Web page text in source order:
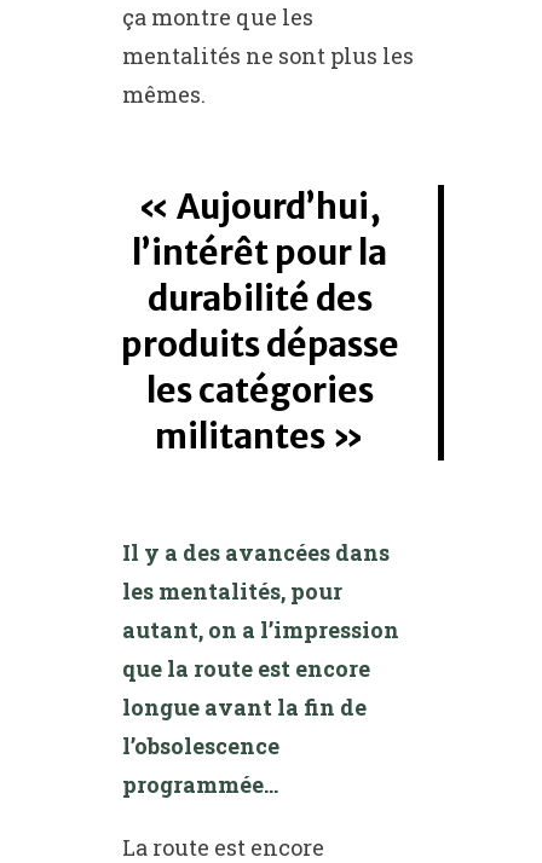
ça montre que les
mentalités ne sont plus les
mêmes.
Aujourd’hui,
l’intérêt pour la
durabilité des
produits dépasse
les catégories
militantes
Il y a des avancées dans
les mentalités, pour
autant, on a l’impression
que la route est encore
longue avant la fin de
l’obsolescence
programmée…
La route est encore